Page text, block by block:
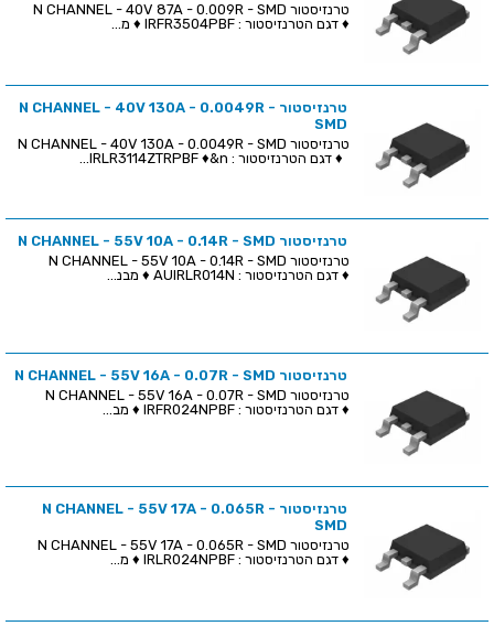
♦ דגם הטרנזיסטור : IRFR3504PBF ♦ מ...
טרנזיסטור N CHANNEL - 40V 130A - 0.0049R -
SMD
טרנזיסטור N CHANNEL - 40V 130A - 0.0049R - SMD
♦ דגם הטרנזיסטור : IRLR3114ZTRPBF ♦&n...
טרנזיסטור N CHANNEL - 55V 10A - 0.14R - SMD
♦ דגם הטרנזיסטור : AUIRLR014N ♦ מבנ...
טרנזיסטור N CHANNEL - 55V 16A - 0.07R - SMD
♦ דגם הטרנזיסטור : IRFR024NPBF ♦ מב...
טרנזיסטור N CHANNEL - 55V 17A - 0.065R -
SMD
♦ דגם הטרנזיסטור : IRLR024NPBF ♦ מ...